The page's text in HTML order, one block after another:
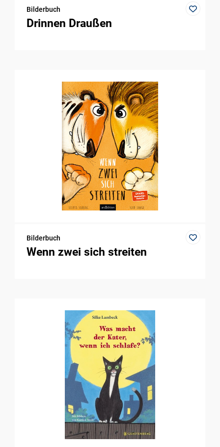
Bilderbuch
Drinnen Draußen
Bilderbuch
Wenn zwei sich streiten